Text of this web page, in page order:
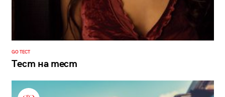
GO ТЕСТ
Тест на тест